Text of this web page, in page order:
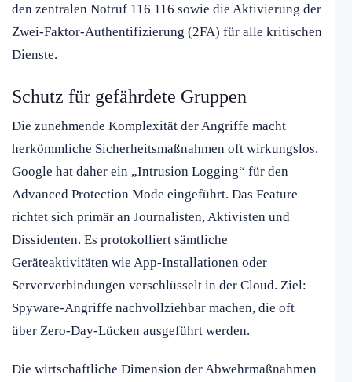
den zentralen Notruf 116 116 sowie die Aktivierung der
Zwei-Faktor-Authentifizierung (2FA) für alle kritischen
Dienste.
Schutz für gefährdete Gruppen
Die zunehmende Komplexität der Angriffe macht
herkömmliche Sicherheitsmaßnahmen oft wirkungslos.
Google hat daher ein „Intrusion Logging“ für den
Advanced Protection Mode eingeführt. Das Feature
richtet sich primär an Journalisten, Aktivisten und
Dissidenten. Es protokolliert sämtliche
Geräteaktivitäten wie App-Installationen oder
Serververbindungen verschlüsselt in der Cloud. Ziel:
Spyware-Angriffe nachvollziehbar machen, die oft
über Zero-Day-Lücken ausgeführt werden.
Die wirtschaftliche Dimension der Abwehrmaßnahmen